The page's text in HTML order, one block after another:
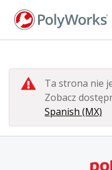
Przejdź
Ta strona nie
Zobacz
Spanish (MX)